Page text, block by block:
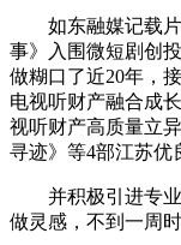
如东融媒记载片
事》入围微短剧创
做糊口了近20年，
电视听财产融合成
视听财产高质量立
寻迹》等4部江苏优
并积极引进专业
做灵感，不到一周